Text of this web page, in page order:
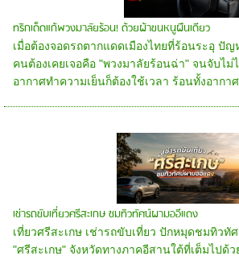
ทริกเด็ดแก้พวงมาลัยร้อน! ด้วยผ้าขนหนูผืนเดียว
เมื่อต้องจอดรถตากแดดเมืองไทยที่ร้อนระอุ ปั
คนต้องเคยเจอคือ "พวงมาลัยร้อนฉ่า" จนจับไม่
อากาศทำความเย็นก็ต้องใช้เวลา ร้อนทั้งอากา
เช่ารถขับเที่ยวศรีสะเกษ ชมทิวทัศน์ผามออีแดง
เที่ยวศรีสะเกษ เช่ารถขับเที่ยว ปักหมุดชมทิวทั
"ศรีสะเกษ" จังหวัดทางภาคอีสานใต้ที่เต็มไปด้ว